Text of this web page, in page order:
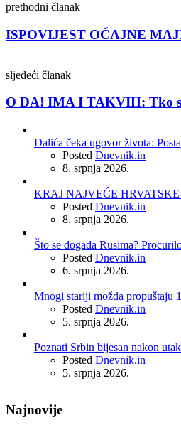
prethodni članak
ISPOVIJEST OČAJNE
sljedeći članak
O DA! IMA I TAKVIH: Tko
Dalića čeka ugovor života:
Posted Dnevnik.in
8. srpnja 2026.
KRAJ NAJVEĆE HRVATSKE
Posted Dnevnik.in
8. srpnja 2026.
Što se događa Rusima?
Posted Dnevnik.in
6. srpnja 2026.
Mnogi stariji možda propuštaju
Posted Dnevnik.in
5. srpnja 2026.
Poznati Srbin bijesan nakon
Posted Dnevnik.in
5. srpnja 2026.
Najnovije